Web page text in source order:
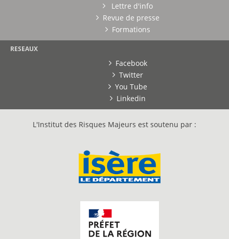
Lettre d'info
Revue de presse
Formations
RESEAUX
Facebook
Twitter
You Tube
Linkedin
L'Institut des Risques Majeurs est soutenu par :